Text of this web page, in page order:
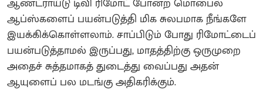
ஆப்ஸ்களைப் பயன்படுத்தி மிக சுலபமாக நீங்களே
இயக்கிக்கொள்ளலாம். சாப்பிடும் போது ரிமோட்டைப்
பயன்படுத்தாமல் இருப்பது, மாதத்திற்கு ஒருமுறை
அதைச் சுத்தமாகத் துடைத்து வைப்பது அதன்
ஆயுளைப் பல மடங்கு அதிகரிக்கும்.